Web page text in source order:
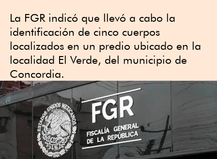
La FGR indicó que llevó a cabo la
identificación de cinco cuerpos
localizados en un predio ubicado en la
localidad El Verde, del municipio de
Concordia.